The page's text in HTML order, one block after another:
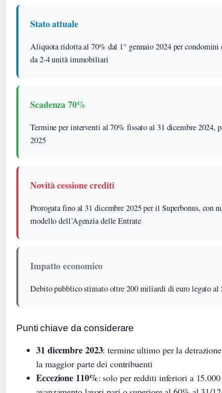
Stato attuale
Aliquota ridotta al 70% dal 1° gennaio 2024 per condomini
da 2-4 unità immobiliari
Scadenza 70%
Termine per interventi al 70% fissato al 31 dicembre 2024,
2025
Novità cessione crediti
Prorogata fino al 31 dicembre 2025 per il Superbonus, con
modello dell’Agenzia delle Entrate
Impatto economico
Debito pubblico stimato oltre 200 miliardi di euro legato al
Punti chiave da considerare
31 dicembre 2023: termine ultimo per la
la maggior parte dei contribuenti
Eccezione 110%: solo per redditi inferiori a